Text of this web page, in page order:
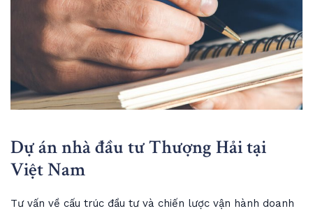
Dự án nhà đầu tư Thượng Hải tại
Việt Nam
Tư vấn về cấu trúc đầu tư và chiến lược vận hành doanh